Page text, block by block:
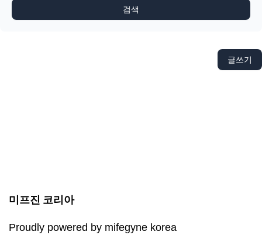
검색
글쓰기
미프진 코리아
Proudly powered by mifegyne korea